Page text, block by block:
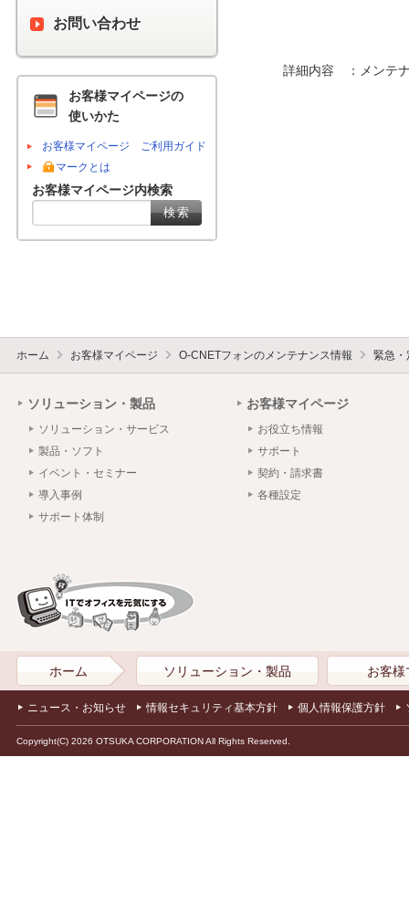
詳細内容　：メンテナ
お問い合わせ
お客様マイページの
使いかた
お客様マイページ ご利用ガイド
マークとは
お客様マイページ内検索
ホーム お客様マイページ O-CNETフォンのメンテナンス情報 緊急・
ソリューション・製品
ソリューション・サービス
製品・ソフト
イベント・セミナー
導入事例
サポート体制
お客様マイページ
お役立ち情報
サポート
契約・請求書
各種設定
ホーム ソリューション・製品 お客様
ニュース・お知らせ 情報セキュリティ基本方針 個人情報保護方針
Copyright(C) 2026 OTSUKA CORPORATION All Rights Reserved.